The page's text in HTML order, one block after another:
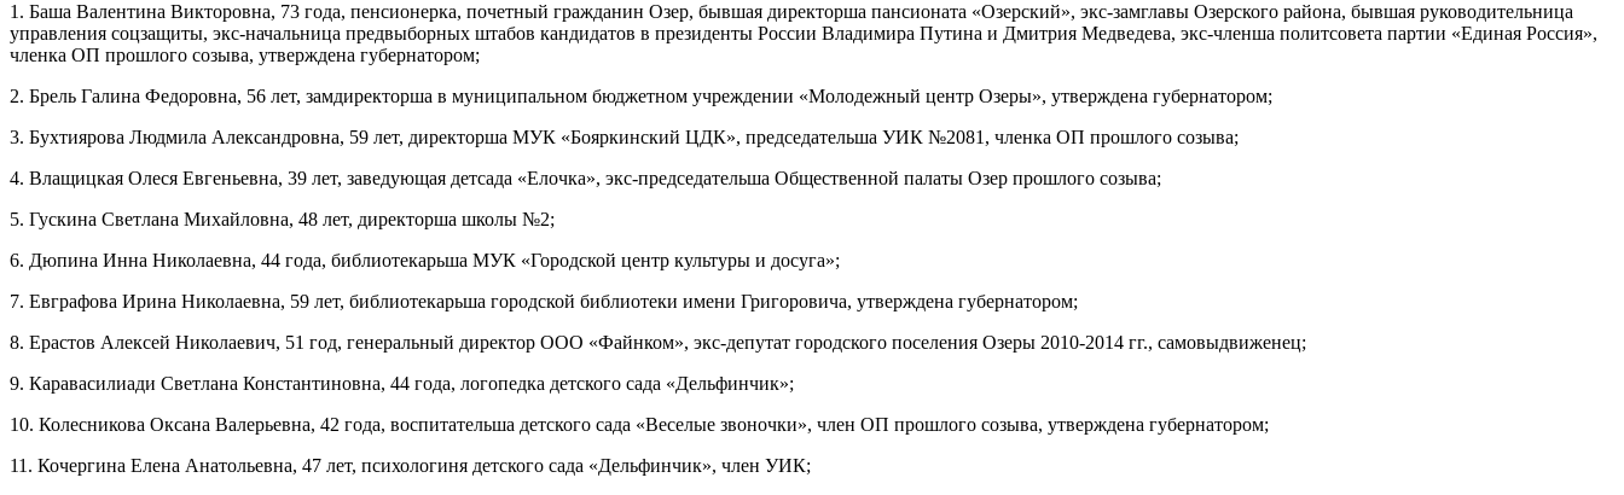
1. Баша Валентина Викторовна, 73 года, пенсионерка, почетный гражданин Озер, бывшая директорша пансионата «Озерский», экс-замглавы Озерского района, бывшая руководительница
управления соцзащиты, экс-начальница предвыборных штабов кандидатов в президенты России Владимира Путина и Дмитрия Медведева, экс-членша политсовета партии «Единая Россия»,
членка ОП прошлого созыва, утверждена губернатором;
2. Брель Галина Федоровна, 56 лет, замдиректорша в муниципальном бюджетном учреждении «Молодежный центр Озеры», утверждена губернатором;
3. Бухтиярова Людмила Александровна, 59 лет, директорша МУК «Бояркинский ЦДК», председательша УИК №2081, членка ОП прошлого созыва;
4. Влащицкая Олеся Евгеньевна, 39 лет, заведующая детсада «Елочка», экс-председательша Общественной палаты Озер прошлого созыва;
5. Гускина Светлана Михайловна, 48 лет, директорша школы №2;
6. Дюпина Инна Николаевна, 44 года, библиотекарьша МУК «Городской центр культуры и досуга»;
7. Евграфова Ирина Николаевна, 59 лет, библиотекарьша городской библиотеки имени Григоровича, утверждена губернатором;
8. Ерастов Алексей Николаевич, 51 год, генеральный директор ООО «Файнком», экс-депутат городского поселения Озеры 2010-2014 гг., самовыдвиженец;
9. Каравасилиади Светлана Константиновна, 44 года, логопедка детского сада «Дельфинчик»;
10. Колесникова Оксана Валерьевна, 42 года, воспитательша детского сада «Веселые звоночки», член ОП прошлого созыва, утверждена губернатором;
11. Кочергина Елена Анатольевна, 47 лет, психологиня детского сада «Дельфинчик», член УИК;